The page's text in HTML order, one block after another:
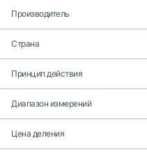
Производитель
Страна
Принцип действия
Диапазон измерений
Цена деления